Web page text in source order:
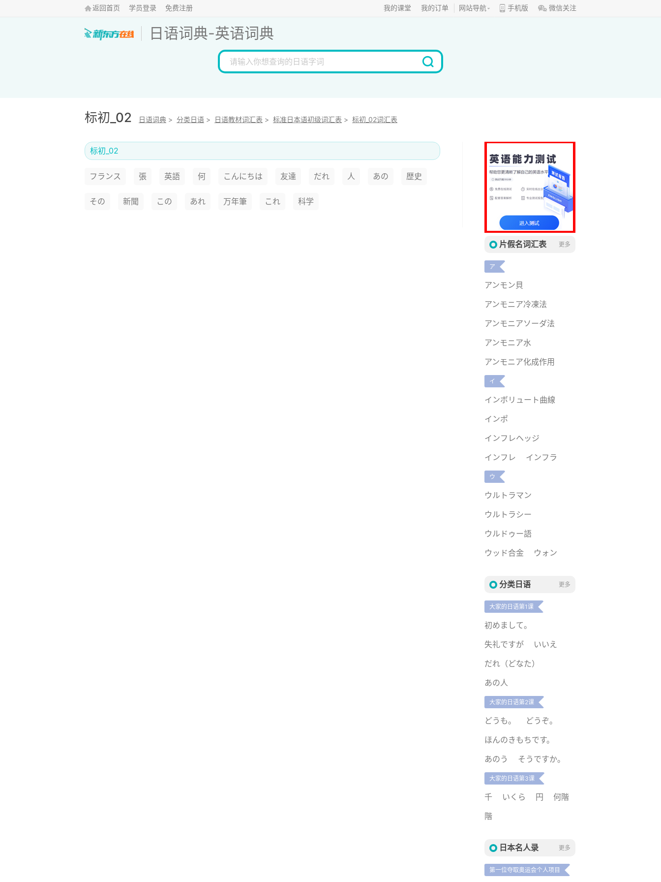
返回首页 学员登录 免费注册 我的课堂 我的订单 网站导航 手机版 微信关注
日语词典-英语词典
标初_02 日语词典 > 分类日语 > 日语教材词汇表 > 标准日本语初级词汇表 > 标初_02词汇表
标初_02
フランス 張 英語 何 こんにちは 友達 だれ 人 あの 歴史
その 新聞 この あれ 万年筆 これ 科学
片假名词汇表 更多
ア
アンモン貝
アンモニア冷凍法
アンモニアソーダ法
アンモニア水
アンモニア化成作用
イ
インボリュート曲線
インポ
インフレヘッジ
インフレ
インフラ
ウ
ウルトラマン
ウルトラシー
ウルドゥー語
ウッド合金
ウォン
分类日语 更多
大家的日语第1课
初めまして。
失礼ですが
いいえ
だれ（どなた）
あの人
大家的日语第2课
どうも。
どうぞ。
ほんのきもちです。
あのう
そうですか。
大家的日语第3课
千 いくら 円
何階
階
日本名人录 更多
第一位夺取奥运会个人项目